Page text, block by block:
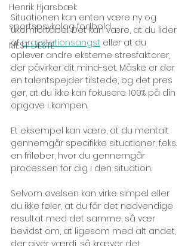
Henrik Hjarsbæk
sportspsykolog fodbold
MEST LÆSTE
Situationen kan enten være ny og
ukomfortabel. Det kan være, at du lider
af præstationsangst eller at du
oplever andre eksterne stresfaktorer,
der påvirker dit mind-set. Måske er der
en talentspejder tilstede, og det pres
gør, at du ikke kan fokusere 100% på din
opgave i kampen.
Et eksempel kan være, at du mentalt
gennemgår specifikke situationer, f.eks.
en friløber, hvor du gennemgår
processen for dig i den situation.
Selvom øvelsen kan virke simpel eller
du ikke føler, at du får det nødvendige
resultat med det samme, så vær
bevidst om, at ligesom med alt andet,
der giver værdi, så kræver det